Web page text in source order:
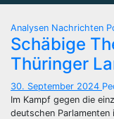
Analysen Nachrichten
Schäbige
Thüringer
30. September 2024
Im Kampf gegen die
deutschen